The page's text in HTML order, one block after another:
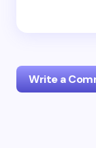
Write a